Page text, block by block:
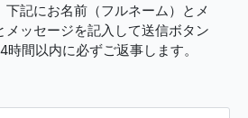
記にお名前（フルネーム）とメ
メッセージを記入して送信ボタン
間以内に必ずご返事します。